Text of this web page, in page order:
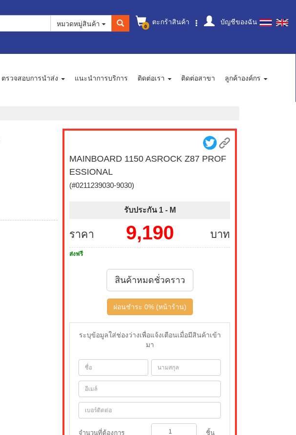
0 ตะกร้าสินค้า บัญชีของฉัน
หมวดหมู่สินค้า
ตรวจสอบการนำส่ง แนะนำการบริการ ติดต่อเรา ติดต่อสาขา
ลูกค้าองค์กร
MAINBOARD 1150 ASROCK Z87 PROF
ESSIONAL
(#0211239030-9030)
รับประกัน 1 - M
ราคา บาท
9,190
ส่งฟรี
สินค้าหมดชั่วคราว
ผ่อนชำระ 0% (หน้าร้าน)
ระบุข้อมูลใส่ช่องว่างเพื่อแจ้งเตือนเมื่อมีสินค้าเข้า
มา
จำนวนที่ต้องการ ชิ้น